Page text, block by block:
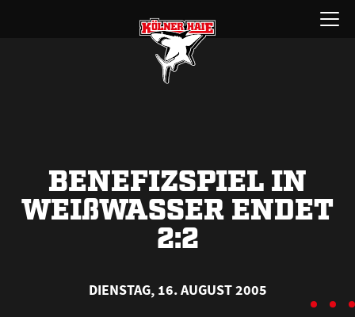
Menü
öffnen
BENEFIZSPIEL IN
WEIßWASSER ENDET
2:2
DIENSTAG, 16. AUGUST 2005